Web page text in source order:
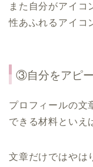
また自分がアイコ
性あふれるアイコ
③自分をアピ
プロフィールの文
できる材料といえ
文章だけではやは